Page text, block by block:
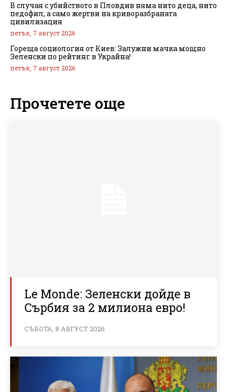
В случая с убийството в Пловдив няма нито деца, нито
педофил, а само жертви на криворазбраната
цивилизация
петък, 7 август 2026
Гореща социология от Киев: Залужни мачка мощно
Зеленски по рейтинг в Украйна!
петък, 7 август 2026
Прочетете още
Le Monde: Зеленски дойде в
Сърбия за 2 милиона евро!
СЪБОТА, 8 АВГУСТ 2026